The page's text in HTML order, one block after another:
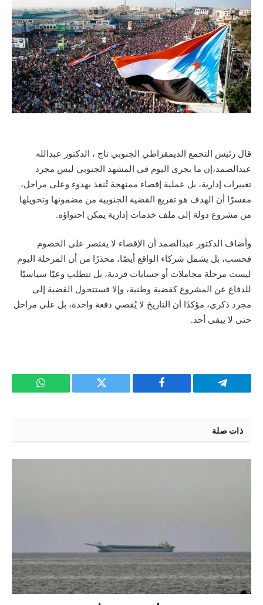
قال رئيس التجمع الديمقراطي الجنوبي تاج ، الدكتور عبدالله
عبدالصمد،إن ما يجري اليوم في المشهد الجنوبي ليس مجرد
تغييرات إدارية، بل عملية إقصاء ممنهجة تُنفذ بهدوء وعلى مراحل،
مفسرًا أن الهدف هو تفريغ القضية الجنوبية من مضمونها وتحويلها
من مشروع دولة إلى ملف خدمات إدارية يمكن احتواؤه.
وأضاف الدكتور عبدالصمد أن الإقصاء لا يقتصر على الخصوم
فحسب، بل يشمل شركاء الواقع أيضًا، محذرًا من أن المرحلة اليوم
ليست مرحلة مجاملات أو حسابات فردية، بل تتطلب وعيًا سياسيًا
للدفاع عن المشروع كقضية وطنية، وإلا فستتحول القضية إلى
مجرد ذكرى، مؤكدًا أن التاريخ لا يُقصي دفعة واحدة، بل على مراحل
حتى لا يبقى أحد.
تيلقرام فيسبوك تويتر واتساب
ذات صلة